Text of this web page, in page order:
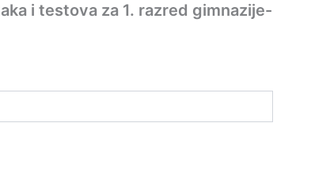
i testova za 1. razred gimnazije-